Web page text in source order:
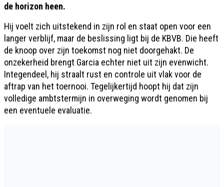
de horizon heen.
Hij voelt zich uitstekend in zijn rol en staat open voor een
langer verblijf, maar de beslissing ligt bij de KBVB. Die heeft
de knoop over zijn toekomst nog niet doorgehakt. De
onzekerheid brengt Garcia echter niet uit zijn evenwicht.
Integendeel, hij straalt rust en controle uit vlak voor de
aftrap van het toernooi. Tegelijkertijd hoopt hij dat zijn
volledige ambtstermijn in overweging wordt genomen bij
een eventuele evaluatie.